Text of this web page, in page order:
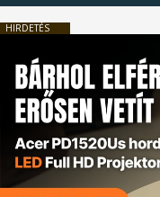
HIRDETÉS